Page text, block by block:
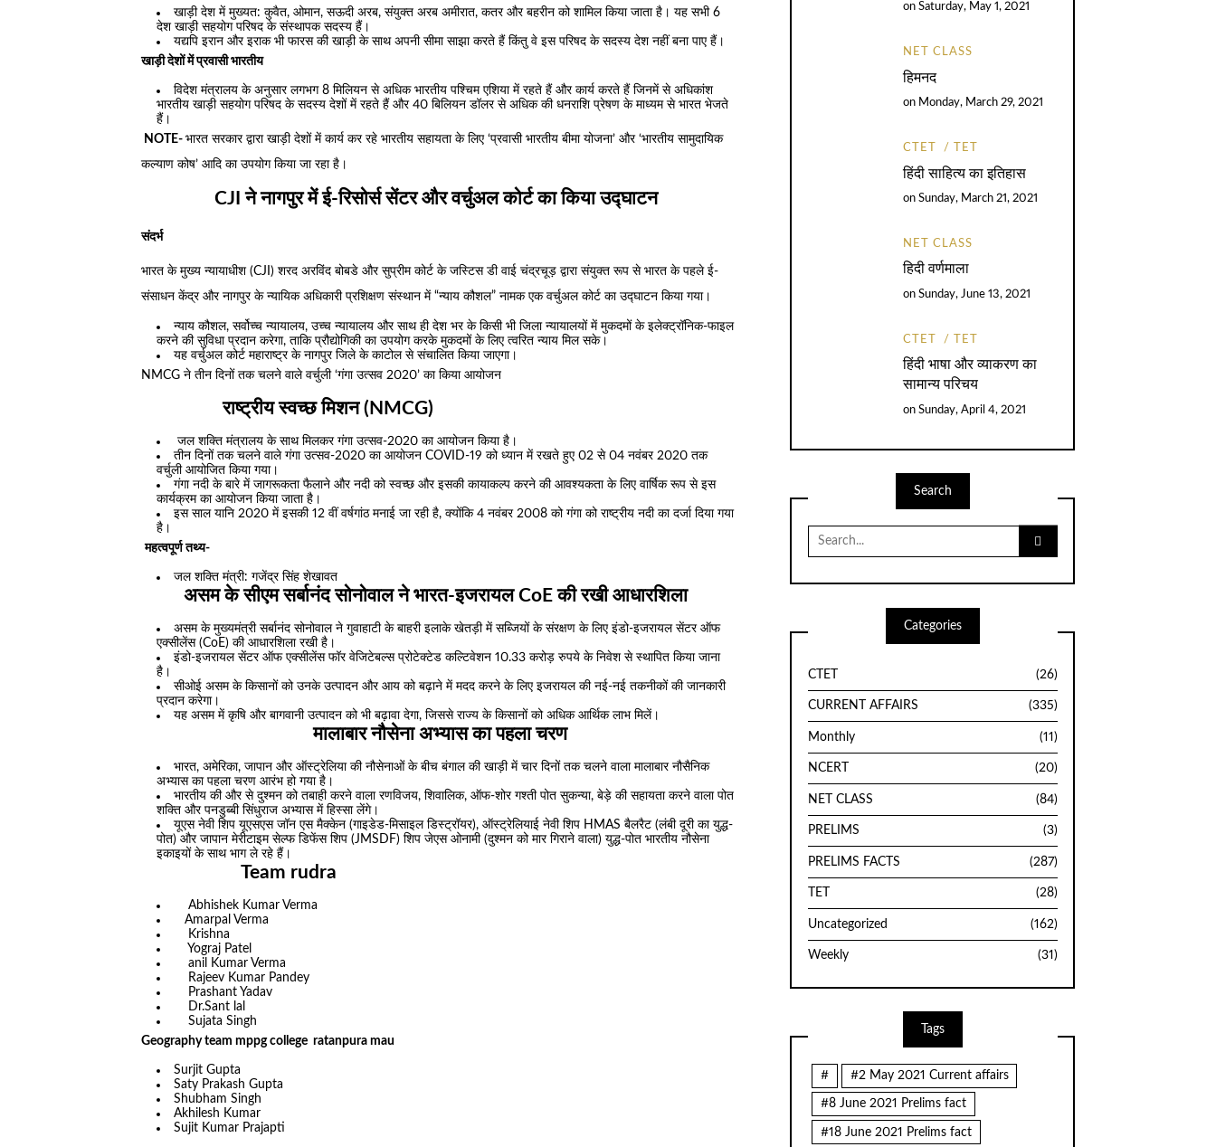
खाड़ी देश में मुख्यत: कुवैत, ओमान, सऊदी अरब, संयुक्त अरब अमीरात, कतर और बहरीन को शामिल किया जाता है। यह सभी 6
देश खाड़ी सहयोग परिषद के संस्थापक सदस्य हैं।
यद्यपि इरान और इराक भी फारस की खाड़ी के साथ अपनी सीमा साझा करते हैं किंतु वे इस परिषद के सदस्य देश नहीं बना पाए हैं।
खाड़ी देशों में प्रवासी भारतीय
विदेश मंत्रालय के अनुसार लगभग 8 मिलियन से अधिक भारतीय पश्चिम एशिया में रहते हैं और कार्य करते हैं जिनमें से अधिकांश
भारतीय खाड़ी सहयोग परिषद के सदस्य देशों में रहते हैं और 40 बिलियन डॉलर से अधिक की धनराशि प्रेषण के माध्यम से भारत भेजते
हैं।
NOTE- भारत सरकार द्वारा खाड़ी देशों में कार्य कर रहे भारतीय सहायता के लिए ‘प्रवासी भारतीय बीमा योजना’ और ‘भारतीय सामुदायिक
कल्याण कोष’ आदि का उपयोग किया जा रहा है।
CJI ने नागपुर में ई-रिसोर्स सेंटर और वर्चुअल कोर्ट का किया उद्घाटन
संदर्भ
भारत के मुख्य न्यायाधीश (CJI) शरद अरविंद बोबडे और सुप्रीम कोर्ट के जस्टिस डी वाई चंद्रचूड़ द्वारा संयुक्त रूप से भारत के पहले ई-
संसाधन केंद्र और नागपुर के न्यायिक अधिकारी प्रशिक्षण संस्थान में “न्याय कौशल” नामक एक वर्चुअल कोर्ट का उद्घाटन किया गया।
न्याय कौशल, सर्वोच्च न्यायालय, उच्च न्यायालय और साथ ही देश भर के किसी भी जिला न्यायालयों में मुकदमों के इलेक्ट्रॉनिक-फाइल
करने की सुविधा प्रदान करेगा, ताकि प्रौद्योगिकी का उपयोग करके मुकदमों के लिए त्वरित न्याय मिल सके।
यह वर्चुअल कोर्ट महाराष्ट्र के नागपुर जिले के काटोल से संचालित किया जाएगा।
NMCG ने तीन दिनों तक चलने वाले वर्चुली ‘गंगा उत्सव 2020’ का किया आयोजन
राष्ट्रीय स्वच्छ मिशन (NMCG)
जल शक्ति मंत्रालय के साथ मिलकर गंगा उत्सव-2020 का आयोजन किया है।
तीन दिनों तक चलने वाले गंगा उत्सव-2020 का आयोजन COVID-19 को ध्यान में रखते हुए 02 से 04 नवंबर 2020 तक
वर्चुली आयोजित किया गया।
गंगा नदी के बारे में जागरूकता फैलाने और नदी को स्वच्छ और इसकी कायाकल्प करने की आवश्यकता के लिए वार्षिक रूप से इस
कार्यक्रम का आयोजन किया जाता है।
इस साल यानि 2020 में इसकी 12 वीं वर्षगांठ मनाई जा रही है, क्योंकि 4 नवंबर 2008 को गंगा को राष्ट्रीय नदी का दर्जा दिया गया
है।
महत्वपूर्ण तथ्य-
जल शक्ति मंत्री: गजेंद्र सिंह शेखावत
असम के सीएम सर्बानंद सोनोवाल ने भारत-इजरायल CoE की रखी आधारशिला
असम के मुख्यमंत्री सर्बानंद सोनोवाल ने गुवाहाटी के बाहरी इलाके खेतड़ी में सब्जियों के संरक्षण के लिए इंडो-इजरायल सेंटर ऑफ
एक्सीलेंस (CoE) की आधारशिला रखी है।
इंडो-इजरायल सेंटर ऑफ एक्सीलेंस फॉर वेजिटेबल्स प्रोटेक्टेड कल्टिवेशन 10.33 करोड़ रुपये के निवेश से स्थापित किया जाना
है।
सीओई असम के किसानों को उनके उत्पादन और आय को बढ़ाने में मदद करने के लिए इजरायल की नई-नई तकनीकों की जानकारी
प्रदान करेगा।
यह असम में कृषि और बागवानी उत्पादन को भी बढ़ावा देगा, जिससे राज्य के किसानों को अधिक आर्थिक लाभ मिलें।
मालाबार नौसेना अभ्यास का पहला चरण
भारत, अमेरिका, जापान और ऑस्ट्रेलिया की नौसेनाओं के बीच बंगाल की खाड़ी में चार दिनों तक चलने वाला मालाबार नौसैनिक
अभ्यास का पहला चरण आरंभ हो गया है।
भारतीय की और से दुश्मन को तबाही करने वाला रणविजय, शिवालिक, ऑफ-शोर गश्ती पोत सुकन्या, बेड़े की सहायता करने वाला पोत
शक्ति और पनडुब्बी सिंधुराज अभ्यास में हिस्सा लेंगे।
यूएस नेवी शिप यूएसएस जॉन एस मैक्केन (गाइडेड-मिसाइल डिस्ट्रॉयर), ऑस्ट्रेलियाई नेवी शिप HMAS बैलरैट (लंबी दूरी का युद्ध-
पोत) और जापान मेरीटाइम सेल्फ डिफेंस शिप (JMSDF) शिप जेएस ओनामी (दुश्मन को मार गिराने वाला) युद्ध-पोत भारतीय नौसेना
इकाइयों के साथ भाग ले रहे हैं।
Team rudra
Abhishek Kumar Verma
Amarpal Verma
Krishna
Yograj Patel
anil Kumar Verma
Rajeev Kumar Pandey
Prashant Yadav
Dr.Sant lal
Sujata Singh
Geography team mppg college ratanpura mau
Surjit Gupta
Saty Prakash Gupta
Shubham Singh
Akhilesh Kumar
Sujit Kumar Prajapti
on Saturday, May 1, 2021
NET CLASS
हिमनद
on Monday, March 29, 2021
CTET TET
हिंदी साहित्य का इतिहास
on Sunday, March 21, 2021
NET CLASS
हिदी वर्णमाला
on Sunday, June 13, 2021
CTET TET
हिंदी भाषा और व्याकरण का
सामान्य परिचय
on Sunday, April 4, 2021
Search
Search
for:
Categories
CTET (26)
CURRENT AFFAIRS (335)
Monthly (11)
NCERT (20)
NET CLASS (84)
PRELIMS (3)
PRELIMS FACTS (287)
TET (28)
Uncategorized (162)
Weekly (31)
Tags
# #2 May 2021 Current affairs
#8 June 2021 Prelims fact
#18 June 2021 Prelims fact